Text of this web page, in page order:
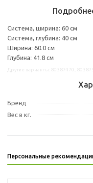
Система, ширина: 60 см
Система, глубина: 40 см
Ширина: 60.0 см
Глубина: 41.8 см
Бренд
Вес в кг.
Персональные